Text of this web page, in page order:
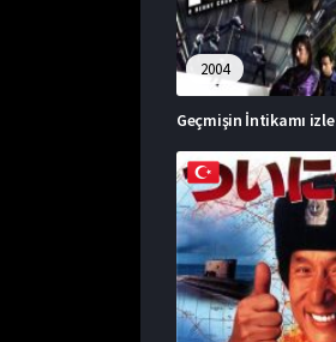
2004
Geçmişin İntikamı izle